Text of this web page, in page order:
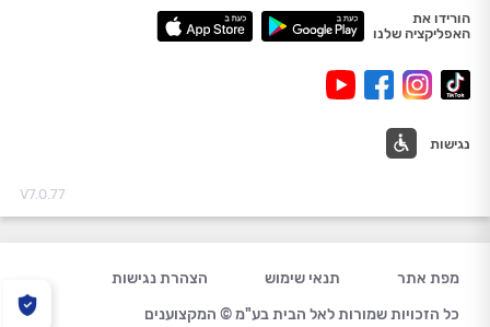
הורידו את
האפליקציה שלנו
נגישות
V7.0.77
מפת אתר תנאי שימוש
הצהרת נגישות
כל הזכויות שמורות לאל הבית בע"מ © המקצוענים